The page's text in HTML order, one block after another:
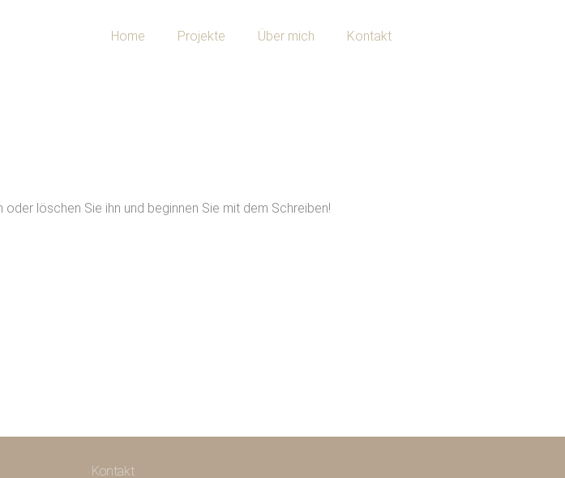
Home Projekte Über mich Kontakt
löschen Sie ihn und beginnen Sie mit dem Schreiben!
Kontakt